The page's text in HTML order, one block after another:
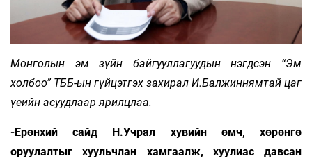
Монголын эм зүйн байгууллагуудын нэгдсэн “Эм
холбоо” ТББ-ын гүйцэтгэх захирал И.Балжиннямтай цаг
үеийн асуудлаар ярилцлаа.
-Ерөнхий сайд Н.Учрал хувийн өмч, хөрөнгө
оруулалтыг хуульчлан хамгаалж, хуулиас давсан